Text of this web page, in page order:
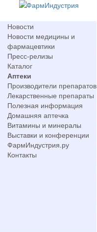
Новости
Новости медицины и
фармацевтики
Пресс-релизы
Каталог
Аптеки
Производители препаратов
Лекарственные препараты
Полезная информация
Домашняя аптечка
Витамины и минералы
Выставки и конференции
ФармИндустрия.ру
Контакты